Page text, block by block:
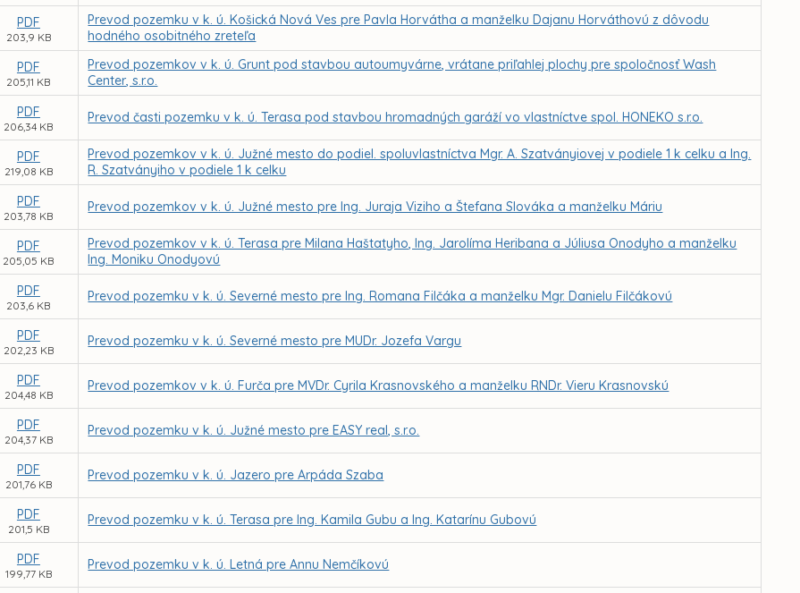
PDF
203,9 KB
Prevod pozemku v k. ú. Košická Nová Ves pre Pavla Horvátha a manželku Dajanu Horváthovú z dôvodu
hodného osobitného zreteľa
PDF
205,11 KB
Prevod pozemkov v k. ú. Grunt pod stavbou autoumyvárne, vrátane priľahlej plochy pre spoločnosť Wash
Center, s.r.o.
PDF
206,34 KB
Prevod časti pozemku v k. ú. Terasa pod stavbou hromadných garáží vo vlastníctve spol. HONEKO s.r.o.
PDF
219,08 KB
Prevod pozemkov v k. ú. Južné mesto do podiel. spoluvlastníctva Mgr. A. Szatványiovej v podiele 1 k celku a Ing.
R. Szatványiho v podiele 1 k celku
PDF
203,78 KB
Prevod pozemkov v k. ú. Južné mesto pre Ing. Juraja Viziho a Štefana Slováka a manželku Máriu
PDF
205,05 KB
Prevod pozemkov v k. ú. Terasa pre Milana Haštatyho, Ing. Jarolíma Heribana a Júliusa Onodyho a manželku
Ing. Moniku Onodyovú
PDF
203,6 KB
Prevod pozemku v k. ú. Severné mesto pre Ing. Romana Filčáka a manželku Mgr. Danielu Filčákovú
PDF
202,23 KB
Prevod pozemku v k. ú. Severné mesto pre MUDr. Jozefa Vargu
PDF
204,48 KB
Prevod pozemkov v k. ú. Furča pre MVDr. Cyrila Krasnovského a manželku RNDr. Vieru Krasnovskú
PDF
204,37 KB
Prevod pozemku v k. ú. Južné mesto pre EASY real, s.r.o.
PDF
201,76 KB
Prevod pozemku v k. ú. Jazero pre Arpáda Szaba
PDF
201,5 KB
Prevod pozemku v k. ú. Terasa pre Ing. Kamila Gubu a Ing. Katarínu Gubovú
PDF
199,77 KB
Prevod pozemku v k. ú. Letná pre Annu Nemčíkovú